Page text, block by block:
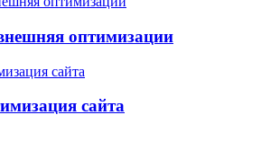
оптимизации
сайта